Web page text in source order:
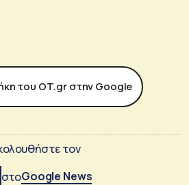
του ΟΤ.gr στην Google
τον
στοGoogle News